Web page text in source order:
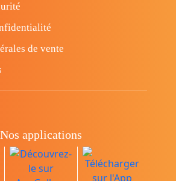
de vente
Nos applications